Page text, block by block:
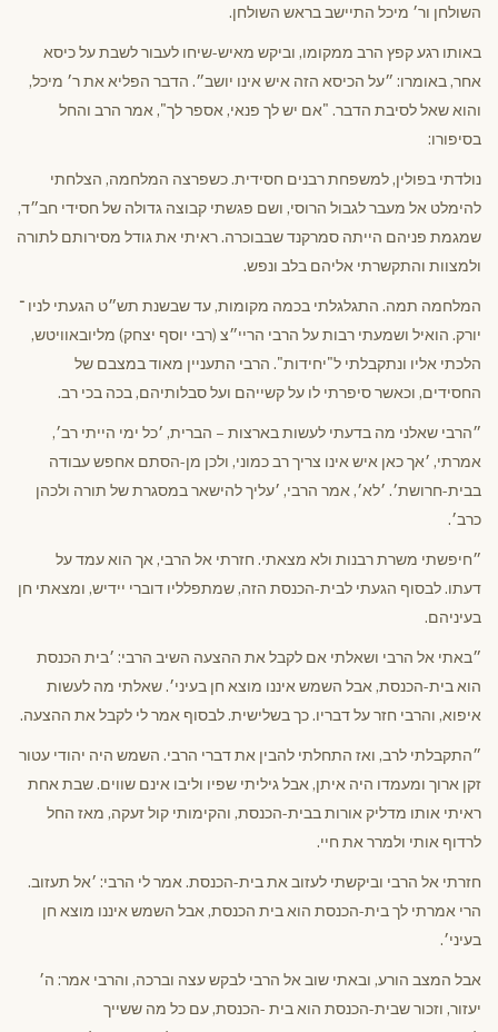
השולחן ור׳ מיכל התיישב בראש השולחן.
באותו רגע קפץ הרב ממקומו, וביקש מאיש-שיחו לעבור לשבת על כיסא
אחר, באומרו: ״על הכיסא הזה איש אינו יושב״. הדבר הפליא את ר׳ מיכל,
והוא שאל לסיבת הדבר. "אם יש לך פנאי, אספר לך", אמר הרב והחל
בסיפורו:
נולדתי בפולין, למשפחת רבנים חסידית. כשפרצה המלחמה, הצלחתי
להימלט אל מעבר לגבול הרוסי, ושם פגשתי קבוצה גדולה של חסידי חב״ד,
שמגמת פניהם הייתה סמרקנד שבבוכרה. ראיתי את גודל מסירותם לתורה
ולמצוות והתקשרתי אליהם בלב ונפש.
המלחמה תמה. התגלגלתי בכמה מקומות, עד שבשנת תש״ט הגעתי לניו ־
יורק. הואיל ושמעתי רבות על הרבי הריי״צ (רבי יוסף יצחק) מליובאוויטש,
הלכתי אליו ונתקבלתי ל"יחידות". הרבי התעניין מאוד במצבם של
החסידים, וכאשר סיפרתי לו על קשייהם ועל סבלותיהם, בכה בכי רב.
״הרבי שאלני מה בדעתי לעשות בארצות – הברית, ׳כל ימי הייתי רב׳,
אמרתי, ׳אך כאן איש אינו צריך רב כמוני, ולכן מן-הסתם אחפש עבודה
בבית-חרושת׳. ׳לא׳, אמר הרבי, ׳עליך להישאר במסגרת של תורה ולכהן
כרב׳.
״חיפשתי משרת רבנות ולא מצאתי. חזרתי אל הרבי, אך הוא עמד על
דעתו. לבסוף הגעתי לבית-הכנסת הזה, שמתפלליו דוברי יידיש, ומצאתי חן
בעיניהם.
״באתי אל הרבי ושאלתי אם לקבל את ההצעה השיב הרבי: ׳בית הכנסת
הוא בית-הכנסת, אבל השמש איננו מוצא חן בעיני׳. שאלתי מה לעשות
איפוא, והרבי חזר על דבריו. כך בשלישית. לבסוף אמר לי לקבל את ההצעה.
״התקבלתי לרב, ואז התחלתי להבין את דברי הרבי. השמש היה יהודי עטור
זקן ארוך ומעמדו היה איתן, אבל גיליתי שפיו וליבו אינם שווים. שבת אחת
ראיתי אותו מדליק אורות בבית-הכנסת, והקימותי קול זעקה, מאז החל
לרדוף אותי ולמרר את חיי.
חזרתי אל הרבי וביקשתי לעזוב את בית-הכנסת. אמר לי הרבי: ׳אל תעזוב.
הרי אמרתי לך בית-הכנסת הוא בית הכנסת, אבל השמש איננו מוצא חן
בעיני׳.
אבל המצב הורע, ובאתי שוב אל הרבי לבקש עצה וברכה, והרבי אמר: ה׳
יעזור, וזכור שבית-הכנסת הוא בית -הכנסת, עם כל מה ששייך